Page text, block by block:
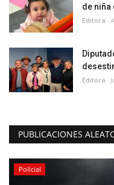
de niña
Editora
Editora
PUBLICACIONES
Policial